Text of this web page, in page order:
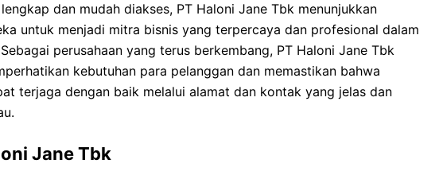
dan mudah diakses, PT Haloni Jane Tbk menunjukkan
untuk menjadi mitra bisnis yang terpercaya dan profesional dalam
perusahaan yang terus berkembang, PT Haloni Jane Tbk
kebutuhan para pelanggan dan memastikan bahwa
terjaga dengan baik melalui alamat dan kontak yang jelas dan
Jane Tbk